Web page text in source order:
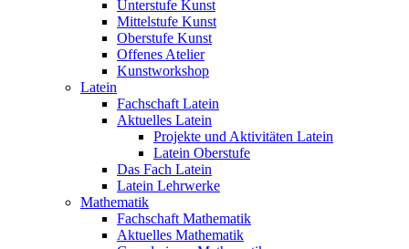
Unterstufe Kunst
Mittelstufe Kunst
Oberstufe Kunst
Offenes Atelier
Kunstworkshop
Latein
Fachschaft Latein
Aktuelles Latein
Projekte und Aktivitäten Latein
Latein Oberstufe
Das Fach Latein
Latein Lehrwerke
Mathematik
Fachschaft Mathematik
Aktuelles Mathematik